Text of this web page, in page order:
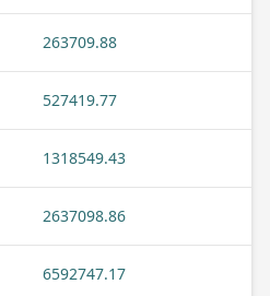
263709.88
527419.77
1318549.43
2637098.86
6592747.17